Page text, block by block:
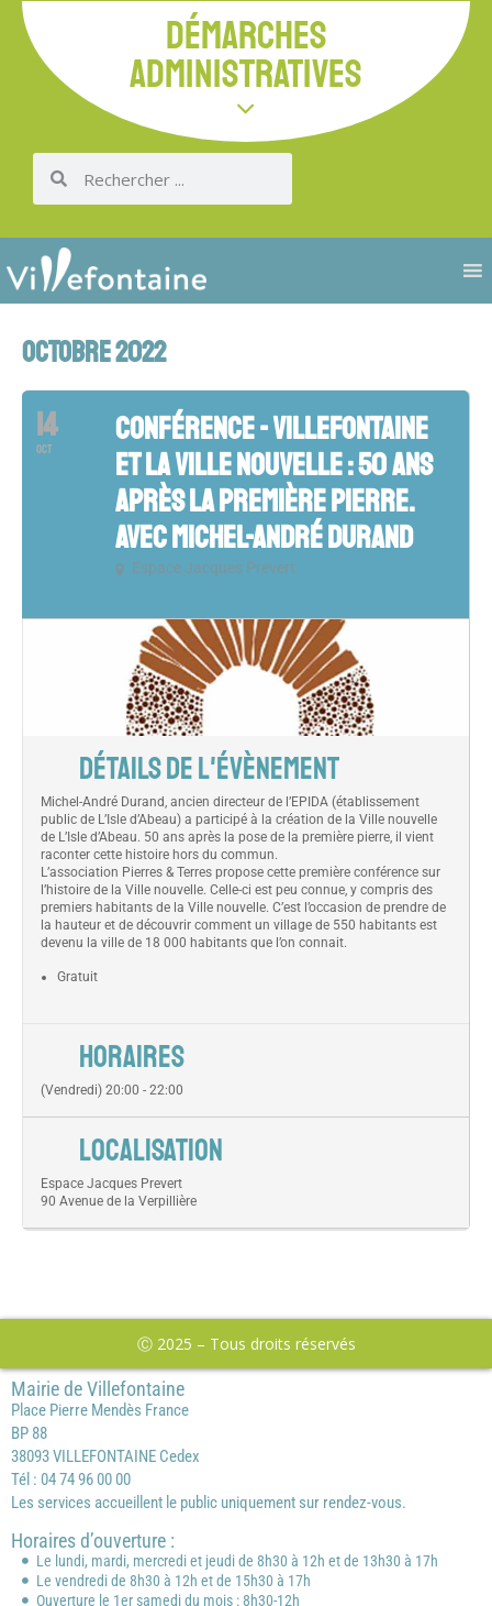
DÉMARCHES
ADMINISTRATIVES
OCTOBRE 2022
14
OCT
CONFÉRENCE - VILLEFONTAINE
ET LA VILLE NOUVELLE : 50 ANS
APRÈS LA PREMIÈRE PIERRE.
AVEC MICHEL-ANDRÉ DURAND
Espace Jacques Prevert
DÉTAILS DE L'ÉVÈNEMENT
Michel-André Durand, ancien directeur de l’EPIDA (établissement
public de L’Isle d’Abeau) a participé à la création de la Ville nouvelle
de L’Isle d’Abeau. 50 ans après la pose de la première pierre, il vient
raconter cette histoire hors du commun.
L’association Pierres & Terres propose cette première conférence sur
l’histoire de la Ville nouvelle. Celle-ci est peu connue, y compris des
premiers habitants de la Ville nouvelle. C’est l’occasion de prendre de
la hauteur et de découvrir comment un village de 550 habitants est
devenu la ville de 18 000 habitants que l’on connait.
Gratuit
HORAIRES
(Vendredi) 20:00 - 22:00
LOCALISATION
Espace Jacques Prevert
90 Avenue de la Verpillière
Ⓒ 2025 – Tous droits réservés
Mairie de Villefontaine
Place Pierre Mendès France
BP 88
38093 VILLEFONTAINE Cedex
Tél : 04 74 96 00 00
Les services accueillent le public uniquement sur rendez-vous.
Horaires d’ouverture :
Le lundi, mardi, mercredi et jeudi de 8h30 à 12h et de 13h30 à 17h
Le vendredi de 8h30 à 12h et de 15h30 à 17h
Ouverture le 1er samedi du mois : 8h30-12h